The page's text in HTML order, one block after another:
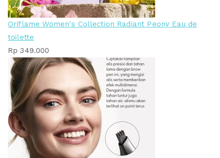
Oriflame Women's Collection Radiant Peony Eau de
toilette
Rp 349.000